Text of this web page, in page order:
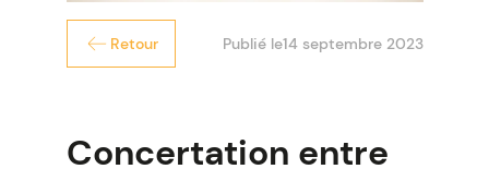
Retour Publié le14 septembre 2023
Concertation entre